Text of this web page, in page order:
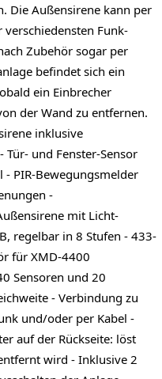
Die Außensirene kann per
Funk-
Zubehör sogar per
befindet sich ein
ein Einbrecher
der Wand zu entfernen.
inklusive
und Fenster-Sensor
PIR-Bewegungsmelder
-
mit Licht-
regelbar in 8 Stufen - 433-
für XMD-4400
Sensoren und 20
- Verbindung zu
und/oder per Kabel -
auf der Rückseite: löst
wird - Inklusive 2